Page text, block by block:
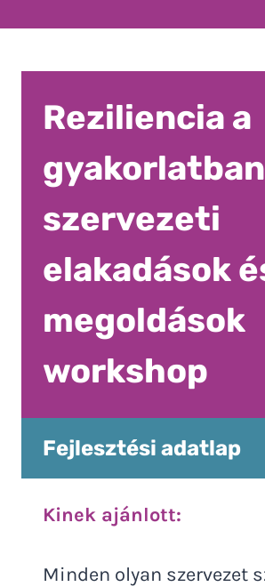
Reziliencia a
szervezeti
elakadások
megoldások
workshop
Fejlesztési adatlap
Kinek ajánlott:
Minden olyan szervezet